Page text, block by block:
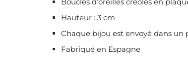
Hauteur : 3 cm
Chaque bijou est envoyé dans
Fabriqué en Espagne